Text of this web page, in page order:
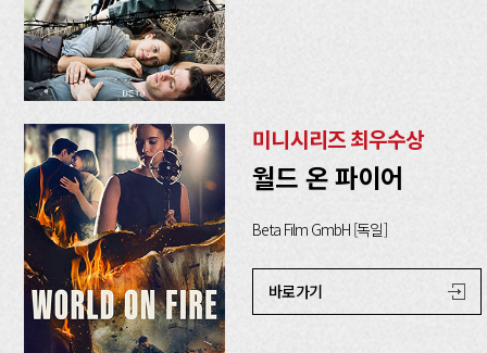
미니시리즈 최우수상
월드 온 파이어
Beta Film GmbH [독일]
바로가기